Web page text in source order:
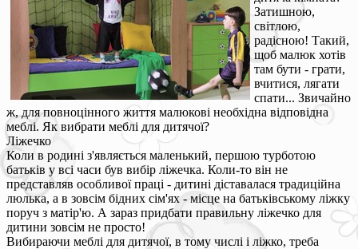
Затишною,
світлою,
радісною! Такий,
щоб малюк хотів
там бути - грати,
вчитися, лягати
спати... Звичайно
ж, для повноцінного життя малюкові необхідна відповідна
меблі. Як вибрати меблі для дитячої?
Ліжечко
Коли в родині з'являється маленький, першою турботою
батьків у всі часи був вибір ліжечка. Коли-то він не
представляв особливої праці - дитині діставалася традиційна
люлька, а в зовсім бідних сім'ях - місце на батьківському ліжку
поруч з матір'ю. А зараз придбати правильну ліжечко для
дитини зовсім не просто!
Вибираючи меблі для дитячої, в тому числі і ліжко, треба